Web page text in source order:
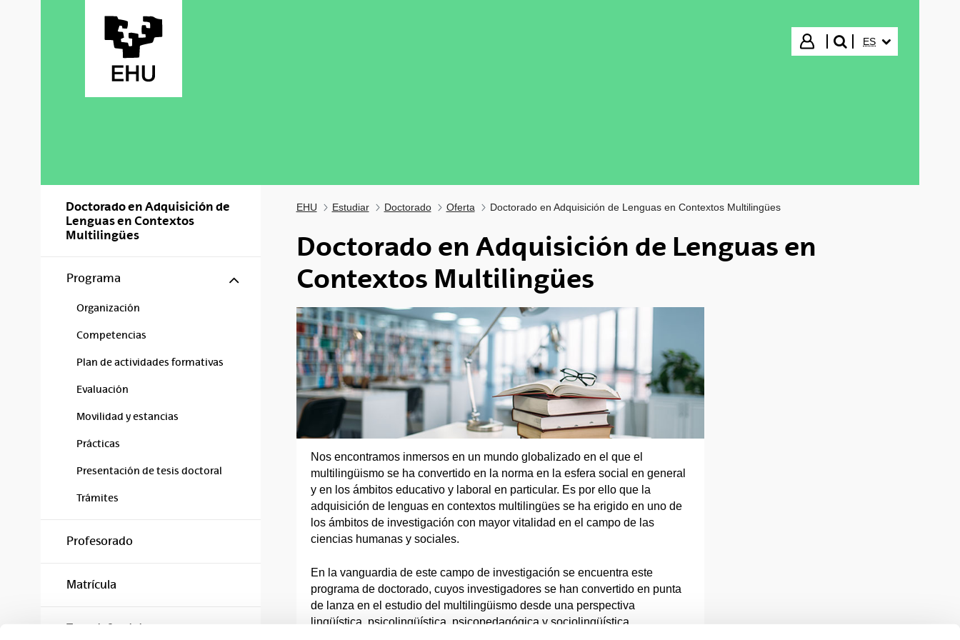
Iniciar sesión
buscar"
ES
Doctorado en Adquisición de
Lenguas en Contextos
Multilingües
Programa Mostrar/ocultar subpáginas
Organización
Competencias
Plan de actividades formativas
Evaluación
Movilidad y estancias
Prácticas
Presentación de tesis doctoral
Trámites
Profesorado
Matrícula
Tesis defendidas
EHU Estudiar Doctorado Oferta Doctorado en Adquisición de Lenguas en Contextos Multilingües
Doctorado en Adquisición de Lenguas en
Contextos Multilingües
Nos encontramos inmersos en un mundo globalizado en el que el
multilingüismo se ha convertido en la norma en la esfera social en general
y en los ámbitos educativo y laboral en particular. Es por ello que la
adquisición de lenguas en contextos multilingües se ha erigido en uno de
los ámbitos de investigación con mayor vitalidad en el campo de las
ciencias humanas y sociales.
En la vanguardia de este campo de investigación se encuentra este
programa de doctorado, cuyos investigadores se han convertido en punta
de lanza en el estudio del multilingüismo desde una perspectiva
lingüística, psicolingüística, psicopedagógica y sociolingüística.